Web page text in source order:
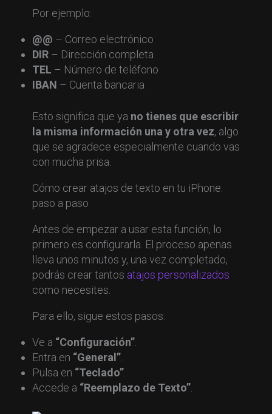
Por ejemplo:
@@ – Correo electrónico
DIR– Dirección completa
TEL – Número de teléfono
IBAN – Cuenta bancaria
Esto significa que ya no tienes que escribir
la misma información una y otra vez, algo
que se agradece especialmente cuando vas
con mucha prisa.
Cómo crear atajos de texto en tu iPhone:
paso a paso
Antes de empezar a usar esta función, lo
primero es configurarla. El proceso apenas
lleva unos minutos y, una vez completado,
podrás crear tantos atajos personalizados
como necesites.
Para ello, sigue estos pasos:
Ve a “Configuración”.
Entra en “General”.
Pulsa en “Teclado”.
Accede a “Reemplazo de Texto”.